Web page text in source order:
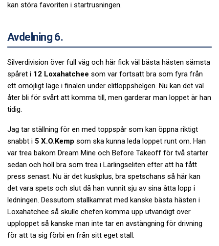
kan störa favoriten i startrusningen.
Avdelning 6.
Silverdivision över full väg och här fick väl bästa hästen sämsta
spåret i 12 Loxahatchee som var fortsatt bra som fyra från
ett omöjligt läge i finalen under elitloppshelgen. Nu kan det väl
åter bli för svårt att komma till, men garderar man loppet är han
tidig.
Jag tar ställning för en med toppspår som kan öppna riktigt
snabbt i 5 X.O.Kemp som ska kunna leda loppet runt om. Han
var trea bakom Dream Mine och Before Takeoff för två starter
sedan och höll bra som trea i Lärlingseliten efter att ha fått
press senast. Nu är det kuskplus, bra spetschans så här kan
det vara spets och slut då han vunnit sju av sina åtta lopp i
ledningen. Dessutom stallkamrat med kanske bästa hästen i
Loxahatchee så skulle chefen komma upp utvändigt över
upploppet så kanske man inte tar en avstängning för drivning
för att ta sig förbi en från sitt eget stall.